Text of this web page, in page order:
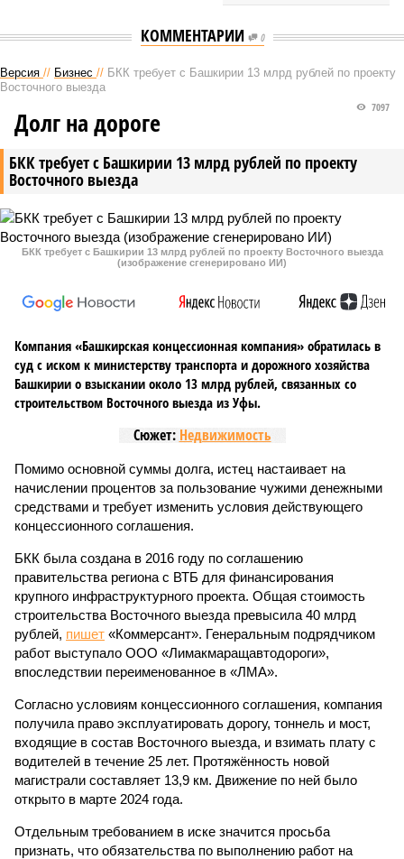
КОММЕНТАРИИ 0
Версия // Бизнес // БКК требует с Башкирии 13 млрд рублей по проекту
Восточного выезда
БКК требует с Башкирии 13 млрд рублей по проекту
Восточного выезда
7097
Долг на дороге
БКК требует с Башкирии 13 млрд рублей по проекту Восточного выезда
(изображение сгенерировано ИИ)
Компания «Башкирская концессионная компания» обратилась в
суд с иском к министерству транспорта и дорожного хозяйства
Башкирии о взыскании около 13 млрд рублей, связанных со
строительством Восточного выезда из Уфы.
Сюжет: Недвижимость
Помимо основной суммы долга, истец настаивает на
начислении процентов за пользование чужими денежными
средствами и требует изменить условия действующего
концессионного соглашения.
БКК была создана в 2016 году по соглашению
правительства региона с ВТБ для финансирования
крупного инфраструктурного проекта. Общая стоимость
строительства Восточного выезда превысила 40 млрд
рублей, пишет «Коммерсант». Генеральным подрядчиком
работ выступало ООО «Лимакмаращавтодороги»,
впоследствии переименованное в «ЛМА».
Согласно условиям концессионного соглашения, компания
получила право эксплуатировать дорогу, тоннель и мост,
входящие в состав Восточного выезда, и взимать плату с
водителей в течение 25 лет. Протяжённость новой
магистрали составляет 13,9 км. Движение по ней было
открыто в марте 2024 года.
Отдельным требованием в иске значится просьба
признать, что обязательства по выполнению работ на